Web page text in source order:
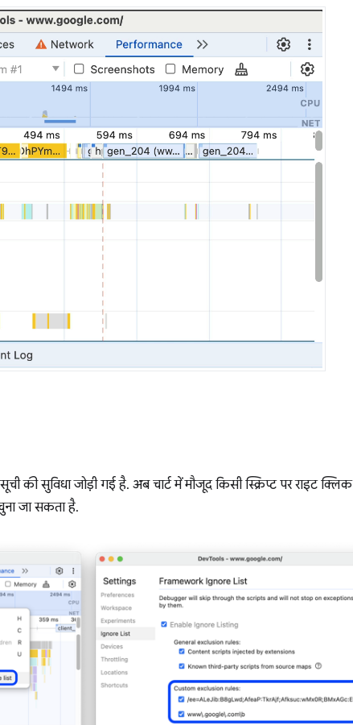
की सुविधा जोड़ी गई है. अब चार्ट में मौजूद किसी स्क्रिप्ट पर राइट
जा सकता है.